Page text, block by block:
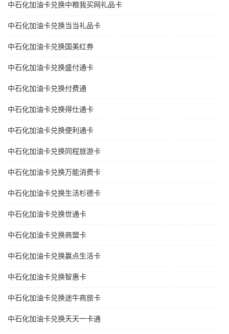
中石化加油卡兑换中粮我买网礼品卡
中石化加油卡兑换当当礼品卡
中石化加油卡兑换国美红券
中石化加油卡兑换盛付通卡
中石化加油卡兑换付费通
中石化加油卡兑换得仕通卡
中石化加油卡兑换便利通卡
中石化加油卡兑换同程旅游卡
中石化加油卡兑换万能消费卡
中石化加油卡兑换生活杉德卡
中石化加油卡兑换世通卡
中石化加油卡兑换商盟卡
中石化加油卡兑换赢点生活卡
中石化加油卡兑换智惠卡
中石化加油卡兑换途牛商旅卡
中石化加油卡兑换天天一卡通